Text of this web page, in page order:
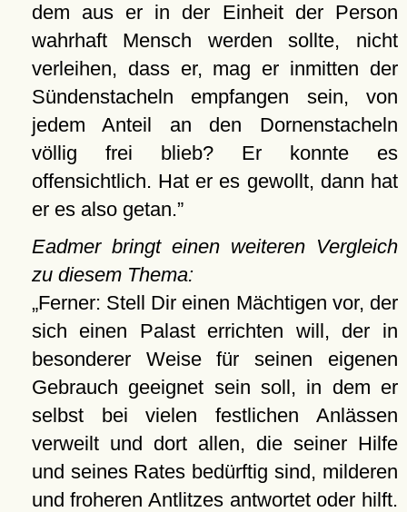
dem aus er in der Einheit der Person
wahrhaft Mensch werden sollte, nicht
verleihen, dass er, mag er inmitten der
Sündenstacheln empfangen sein, von
jedem Anteil an den Dornenstacheln
völlig frei blieb? Er konnte es
offensichtlich. Hat er es gewollt, dann hat
er es also getan.
Eadmer bringt einen weiteren Vergleich
zu diesem Thema:
Ferner: Stell Dir einen Mächtigen vor, der
sich einen Palast errichten will, der in
besonderer Weise für seinen eigenen
Gebrauch geeignet sein soll, in dem er
selbst bei vielen festlichen Anlässen
verweilt und dort allen, die seiner Hilfe
und seines Rates bedürftig sind, milderen
und froheren Antlitzes antwortet oder hilft.